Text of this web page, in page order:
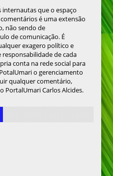
internautas que o espaço
é uma extensão
não sendo de
de comunicação. É
exagero político e
responsabilidade de cada
conta na rede social para
o gerenciamento
qualquer comentário,
PortalUmari Carlos Alcides.